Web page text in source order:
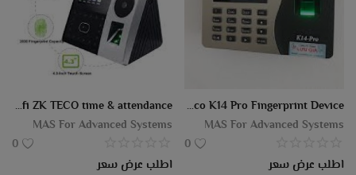
ZKTeco K14 Pro Fingerprint Device
MAS For Advanced Systems
0
اطلب عرض سعر
Pface202 Wifi ZK TECO time & attendance
MAS For Advanced Systems
0
اطلب عرض سعر